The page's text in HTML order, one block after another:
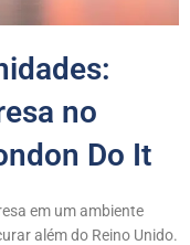
no
Do It
em um ambiente
além do Reino Unido.